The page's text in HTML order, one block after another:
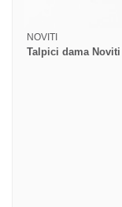
NOVITI
Talpici dama